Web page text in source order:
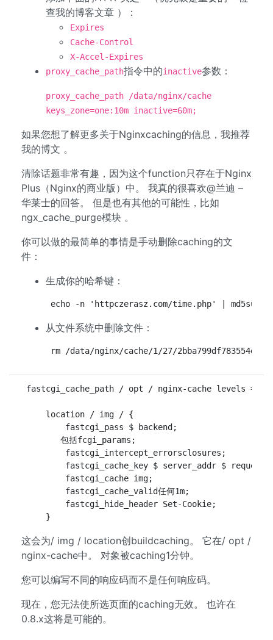
查我的博客文章 ）：
Expires
Cache-Control
X-Accel-Expires
proxy_cache_path指令中的inactive参数：
proxy_cache_path /data/nginx/cache
keys_zone=one:10m inactive=60m;
如果您想了解更多关于Nginxcaching的信息，我推荐
我的博文 。
清除话题非常有趣，因为这个function只存在于Nginx
Plus（Nginx的商业版）中。 我真的很喜欢@兰迪 –
华莱士的回答。 但是也有其他的可能性，比如
ngx_cache_purge模块 。
你可以做的最简单的事情是手动删除caching的文
件：
生成你的哈希键：
echo -n 'httpczerasz.com/time.php' | md5sum
从文件系统中删除文件：
rm /data/nginx/cache/1/27/
fastcgi_cache_path / opt / nginx-cache levels = 2：
     location / img / {
         fastcgi_pass $ backend;
        包括fcgi_params;
         fastcgi_intercept_errorsclosures;
fastcgi_cache_key $ server_addr $
         fastcgi_cache img;
         fastcgi_cache_valid任何1m;
         fastcgi_hide_header Set-Cookie;
这会为/ img / location创buildcaching。 它在/ opt /
nginx-cache中。 对象被caching1分钟。
您可以编写不同的响应码而不是任何响应码。
现在，您无法使所选页面的caching无效。 也许在
0.8.x这将是可能的。